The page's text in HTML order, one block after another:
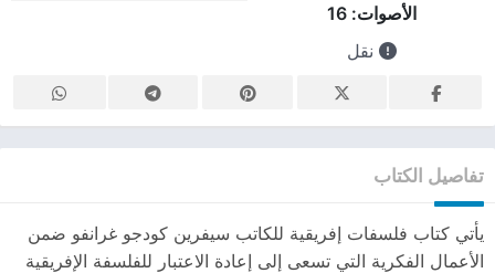
الأصوات:16
نقل
تفاصيل الكتاب
يأتي كتاب فلسفات إفريقية للكاتب سيفرين كودجو غرانفو ضمن
الأعمال الفكرية التي تسعى إلى إعادة الاعتبار للفلسفة الإفريقية